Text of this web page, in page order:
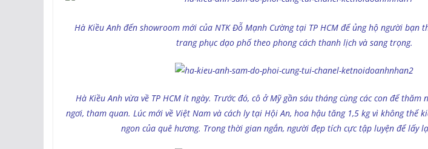
Hà Kiều Anh đến showroom mới của NTK Đỗ Mạnh Cường tại TP HCM để ủng hộ người bạn
trang phục dạo phố theo phong cách thanh lịch và sang trọng.
Hà Kiều Anh vừa về TP HCM ít ngày. Trước đó, cô ở Mỹ gần sáu tháng cùng các con để thăm
ngơi, tham quan. Lúc mới về Việt Nam và cách ly tại Hội An, hoa hậu tăng 1,5 kg vì không thể
ngon của quê hương. Trong thời gian ngắn, người đẹp tích cực tập luyện để lấy